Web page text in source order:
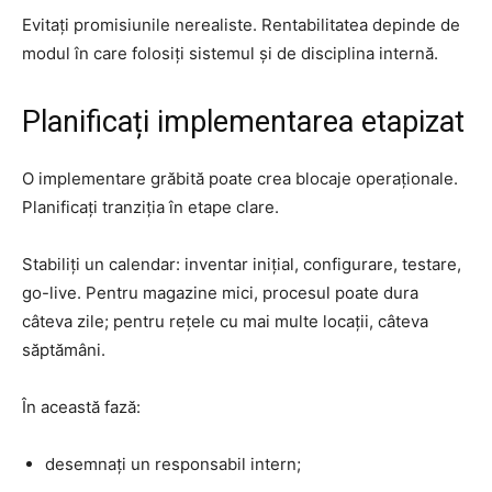
Evitați promisiunile nerealiste. Rentabilitatea depinde de
modul în care folosiți sistemul și de disciplina internă.
Planificați implementarea etapizat
O implementare grăbită poate crea blocaje operaționale.
Planificați tranziția în etape clare.
Stabiliți un calendar: inventar inițial, configurare, testare,
go-live. Pentru magazine mici, procesul poate dura
câteva zile; pentru rețele cu mai multe locații, câteva
săptămâni.
În această fază:
desemnați un responsabil intern;